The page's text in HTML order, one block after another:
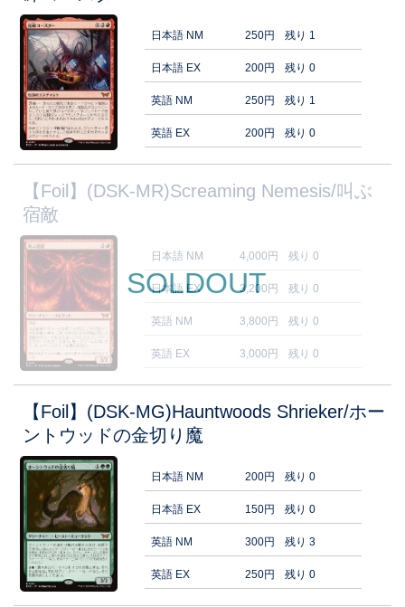
日本語 NM 250円 残り 1
日本語 EX 200円 残り 0
英語 NM 250円 残り 1
英語 EX 200円 残り 0
【Foil】(DSK-MR)Screaming Nemesis/叫ぶ
宿敵
日本語 NM 4,000円 残り 0
日本語 EX 3,200円 残り 0
英語 NM 3,800円 残り 0
英語 EX 3,000円 残り 0
SOLDOUT
【Foil】(DSK-MG)Hauntwoods Shrieker/ホー
ントウッドの金切り魔
日本語 NM 200円 残り 0
日本語 EX 150円 残り 0
英語 NM 300円 残り 3
英語 EX 250円 残り 0